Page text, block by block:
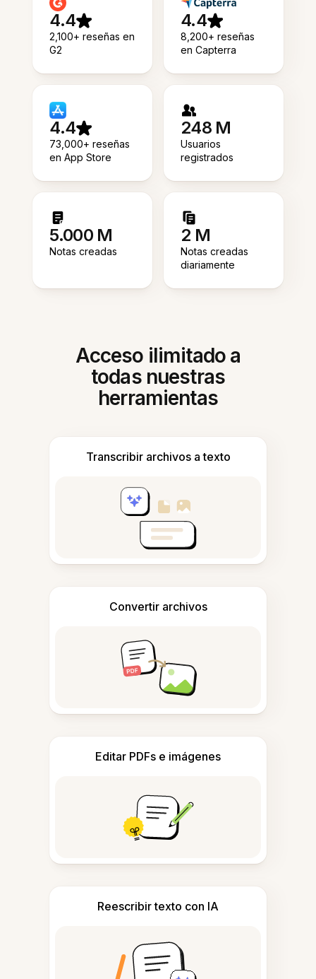
4.4
2,100+ reseñas en
G2
4.4
8,200+ reseñas
en Capterra
4.4
73,000+ reseñas
en App Store
248 M
Usuarios
registrados
5.000 M
Notas creadas
2 M
Notas creadas
diariamente
Acceso ilimitado a
todas nuestras
herramientas
Transcribir archivos a texto
Convertir archivos
Editar PDFs e imágenes
Reescribir texto con IA